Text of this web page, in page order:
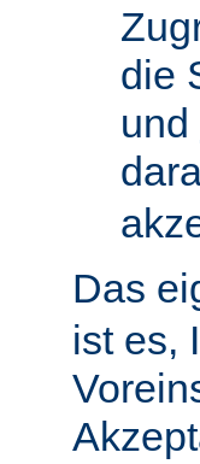
die
und
Das
ist es,